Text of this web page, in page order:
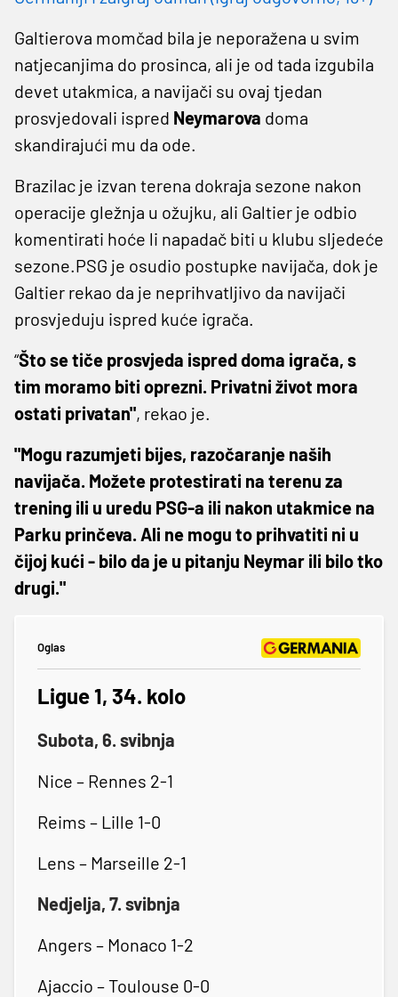
Galtierova momčad bila je neporažena u svim
natjecanjima do prosinca, ali je od tada izgubila
devet utakmica, a navijači su ovaj tjedan
prosvjedovali ispred Neymarova doma
skandirajući mu da ode.
Brazilac je izvan terena dokraja sezone nakon
operacije gležnja u ožujku, ali Galtier je odbio
komentirati hoće li napadač biti u klubu sljedeće
sezone.PSG je osudio postupke navijača, dok je
Galtier rekao da je neprihvatljivo da navijači
prosvjeduju ispred kuće igrača.
“Što se tiče prosvjeda ispred doma igrača, s
tim moramo biti oprezni. Privatni život mora
ostati privatan", rekao je.
"Mogu razumjeti bijes, razočaranje naših
navijača. Možete protestirati na terenu za
trening ili u uredu PSG-a ili nakon utakmice na
Parku prinčeva. Ali ne mogu to prihvatiti ni u
čijoj kući - bilo da je u pitanju Neymar ili bilo tko
drugi."
Oglas
Ligue 1, 34. kolo
Subota, 6. svibnja
Nice – Rennes 2-1
Reims – Lille 1-0
Lens – Marseille 2-1
Nedjelja, 7. svibnja
Angers – Monaco 1-2
Ajaccio – Toulouse 0-0